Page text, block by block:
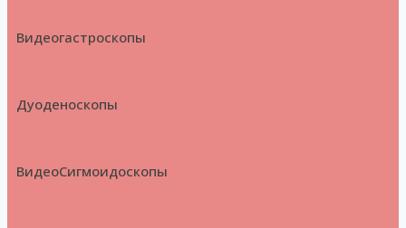
Видеогастроскопы
Дуоденоскопы
ВидеоСигмоидоскопы